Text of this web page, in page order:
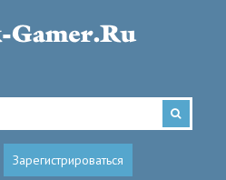
Зарегистрироваться